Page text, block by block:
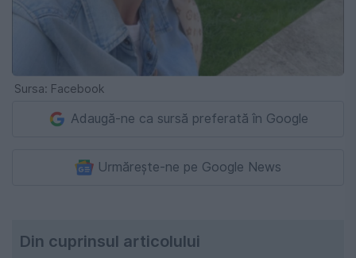
Sursa: Facebook
Adaugă-ne ca sursă preferată în Google
Urmărește-ne pe Google News
Din cuprinsul articolului